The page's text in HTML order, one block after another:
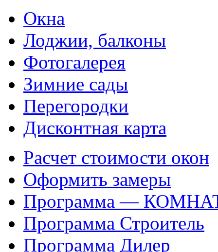
Окна
Лоджии, балконы
Фотогалерея
Зимние сады
Перегородки
Дисконтная карта
Расчет стоимости окон
Оформить замеры
Программа —
Программа Строитель
Программа Дилер